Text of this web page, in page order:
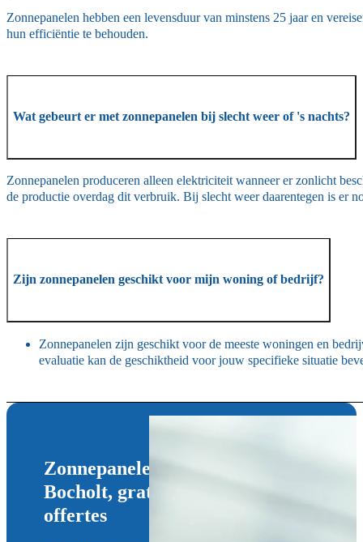
Zonnepanelen hebben een levensduur van minstens 25 jaar en
hun efficiëntie te behouden.
Wat gebeurt er met zonnepanelen bij slecht weer of 's nachts?
Zonnepanelen produceren alleen elektriciteit wanneer er zonlicht
de productie overdag dit verbruik. Bij slecht weer daarentegen is er
Zijn zonnepanelen geschikt voor mijn woning of bedrijf?
Zonnepanelen zijn geschikt voor de meeste woningen en
evaluatie kan de geschiktheid voor jouw specifieke situatie
Zonnepanelen installateur in
Bocholt, gratis plaatsbezoek en
offertes